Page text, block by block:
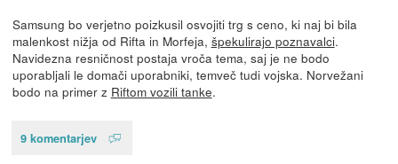
Samsung bo verjetno poizkusil osvojiti trg s ceno, ki naj bi bila
malenkost nižja od Rifta in Morfeja, špekulirajo poznavalci.
Navidezna resničnost postaja vroča tema, saj je ne bodo
uporabljali le domači uporabniki, temveč tudi vojska. Norvežani
bodo na primer z Riftom vozili tanke.
9 komentarjev